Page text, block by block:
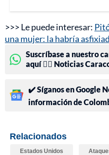
>>> Le puede interesar:
una mujer: la habría
Suscríbase a nuestro
aquí 👉🏻 Noticias
✔️ Síganos en Google
información de
Relacionados
Estados Unidos